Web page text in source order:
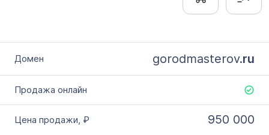
gorodmasterov.ru
950 000